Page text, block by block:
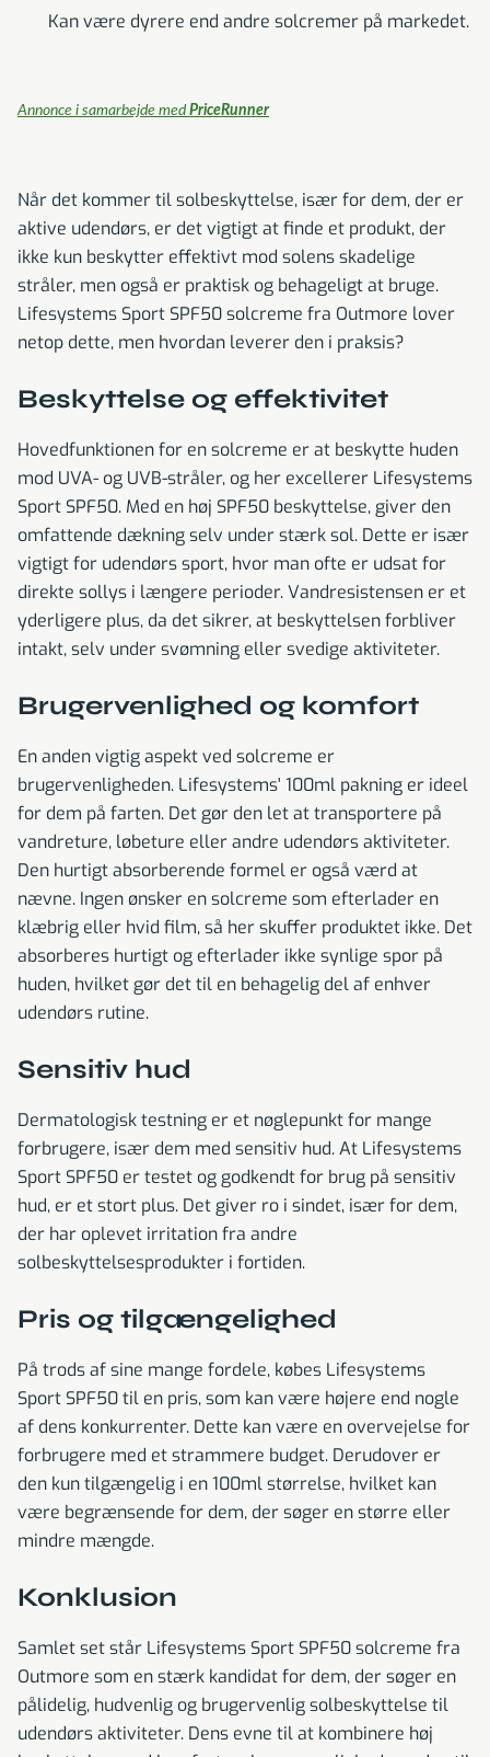
Kan være dyrere end andre solcremer på markedet.
Annonce i samarbejde med PriceRunner
Når det kommer til solbeskyttelse, især for dem, der er
aktive udendørs, er det vigtigt at finde et produkt, der
ikke kun beskytter effektivt mod solens skadelige
stråler, men også er praktisk og behageligt at bruge.
Lifesystems Sport SPF50 solcreme fra Outmore lover
netop dette, men hvordan leverer den i praksis?
Beskyttelse og effektivitet
Hovedfunktionen for en solcreme er at beskytte huden
mod UVA- og UVB-stråler, og her excellerer Lifesystems
Sport SPF50. Med en høj SPF50 beskyttelse, giver den
omfattende dækning selv under stærk sol. Dette er især
vigtigt for udendørs sport, hvor man ofte er udsat for
direkte sollys i længere perioder. Vandresistensen er et
yderligere plus, da det sikrer, at beskyttelsen forbliver
intakt, selv under svømning eller svedige aktiviteter.
Brugervenlighed og komfort
En anden vigtig aspekt ved solcreme er
brugervenligheden. Lifesystems' 100ml pakning er ideel
for dem på farten. Det gør den let at transportere på
vandreture, løbeture eller andre udendørs aktiviteter.
Den hurtigt absorberende formel er også værd at
nævne. Ingen ønsker en solcreme som efterlader en
klæbrig eller hvid film, så her skuffer produktet ikke. Det
absorberes hurtigt og efterlader ikke synlige spor på
huden, hvilket gør det til en behagelig del af enhver
udendørs rutine.
Sensitiv hud
Dermatologisk testning er et nøglepunkt for mange
forbrugere, især dem med sensitiv hud. At Lifesystems
Sport SPF50 er testet og godkendt for brug på sensitiv
hud, er et stort plus. Det giver ro i sindet, især for dem,
der har oplevet irritation fra andre
solbeskyttelsesprodukter i fortiden.
Pris og tilgængelighed
På trods af sine mange fordele, købes Lifesystems
Sport SPF50 til en pris, som kan være højere end nogle
af dens konkurrenter. Dette kan være en overvejelse for
forbrugere med et strammere budget. Derudover er
den kun tilgængelig i en 100ml størrelse, hvilket kan
være begrænsende for dem, der søger en større eller
mindre mængde.
Konklusion
Samlet set står Lifesystems Sport SPF50 solcreme fra
Outmore som en stærk kandidat for dem, der søger en
pålidelig, hudvenlig og brugervenlig solbeskyttelse til
udendørs aktiviteter. Dens evne til at kombinere høj